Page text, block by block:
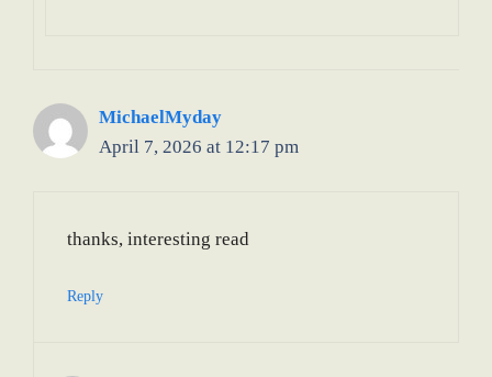
MichaelMyday
April 7, 2026 at 12:17 pm
thanks, interesting read
Reply